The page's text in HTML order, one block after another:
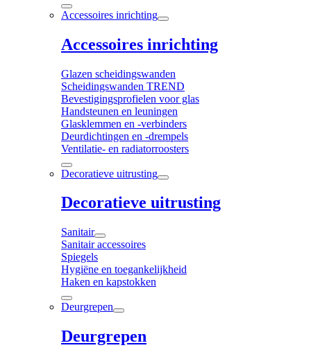
Accessoires inrichting
Accessoires inrichting
Glazen scheidingswanden
Scheidingswanden TREND
Bevestigingsprofielen voor glas
Handsteunen en leuningen
Glasklemmen en -verbinders
Deurdichtingen en -drempels
Ventilatie- en radiatorroosters
Decoratieve uitrusting
Decoratieve uitrusting
Sanitair
Sanitair accessoires
Spiegels
Hygiëne en toegankelijkheid
Haken en kapstokken
Deurgrepen
Deurgrepen